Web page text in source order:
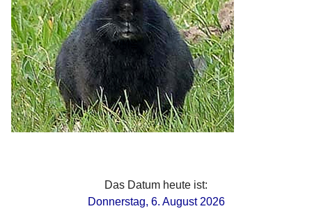
Das Datum heute ist:
Donnerstag, 6. August 2026